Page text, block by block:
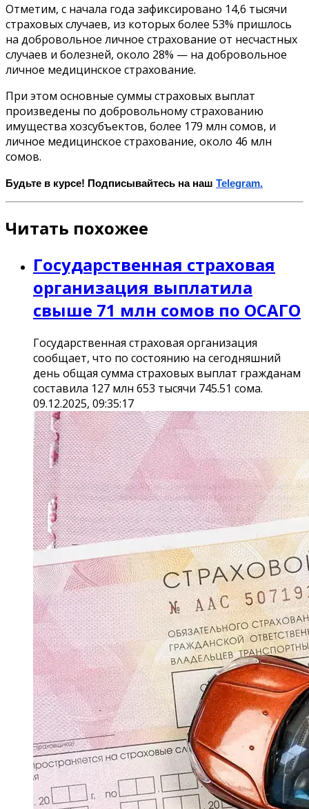
Отметим, с начала года зафиксировано 14,6 тысячи
страховых случаев, из которых более 53% пришлось
на добровольное личное страхование от несчастных
случаев и болезней, около 28% — на добровольное
личное медицинское страхование.
При этом основные суммы страховых выплат
произведены по добровольному страхованию
имущества хозсубъектов, более 179 млн сомов, и
личное медицинское страхование, около 46 млн
сомов.
Будьте в курсе! Подписывайтесь на наш Telegram.
Читать похожее
Государственная страховая
организация выплатила
свыше 71 млн сомов по ОСАГО
Государственная страховая организация
сообщает, что по состоянию на сегодняшний
день общая сумма страховых выплат гражданам
составила 127 млн 653 тысячи 745.51 сома.
09.12.2025, 09:35:17